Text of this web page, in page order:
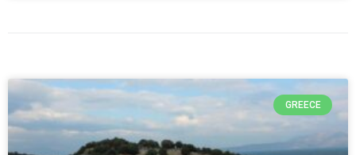
GREECE